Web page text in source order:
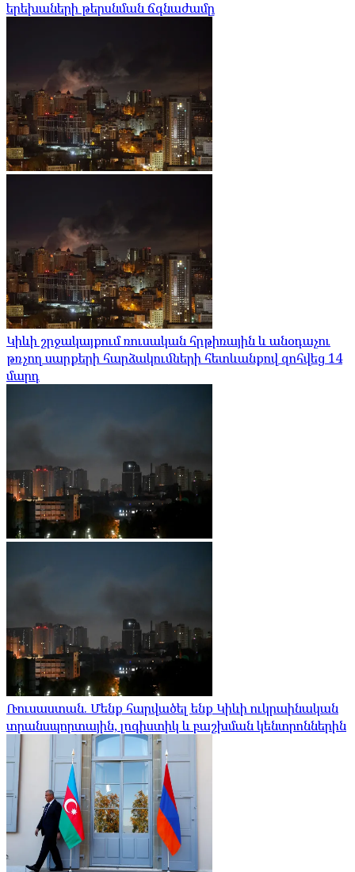
երեխաների թերսնման ճգնաժամը
Կիևի շրջակայքում ռուսական հրթիռային և անօդաչու
թռչող սարքերի հարձակումների հետևանքով զոհվեց 14
մարդ
Ռուսաստան. Մենք հարվածել ենք Կիևի ուկրաինական
տրանսպորտային, լոգիստիկ և բաշխման կենտրոններին